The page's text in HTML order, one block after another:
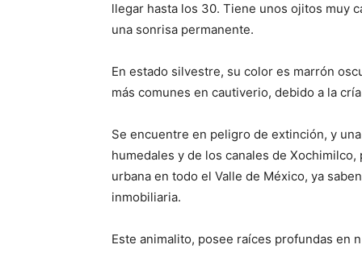
llegar hasta los 30. Tiene unos ojitos muy
una sonrisa permanente.
En estado silvestre, su color es marrón
más comunes en cautiverio, debido a la
Se encuentre en peligro de extinción, y
humedales y de los canales de
urbana en todo el Valle de México, ya
inmobiliaria.
Este animalito, posee raíces profundas en